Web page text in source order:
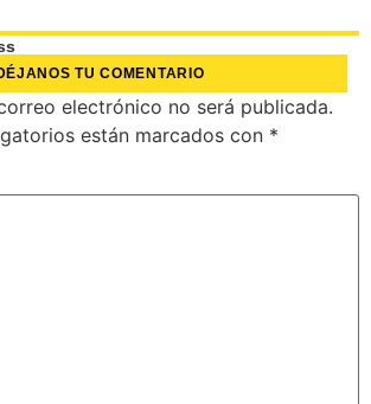
TU COMENTARIO
electrónico no será publicada.
están marcados con *